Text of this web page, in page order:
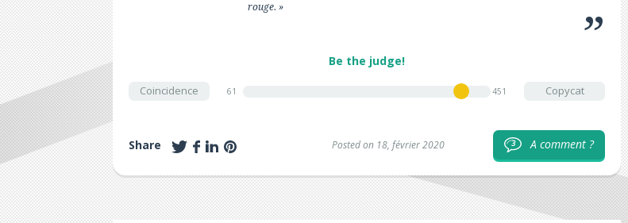
rouge. »
Be the judge!
Coincidence 61 451 Copycat
Share Posted on 18, février 2020 3 A comment ?